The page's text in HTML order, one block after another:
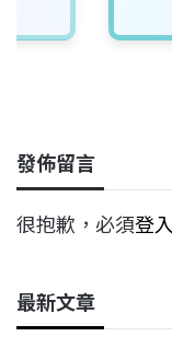
發佈留言
很抱歉，必須登入
最新文章